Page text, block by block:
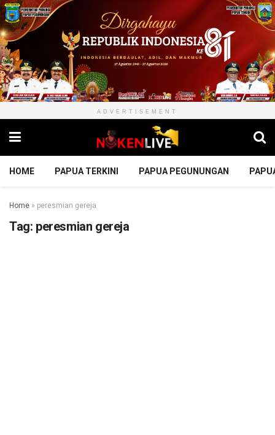
ADVERTISEMENT
HOME PAPUA TERKINI PAPUA PEGUNUNGAN
Home » peresmian gereja
Tag: peresmian gereja